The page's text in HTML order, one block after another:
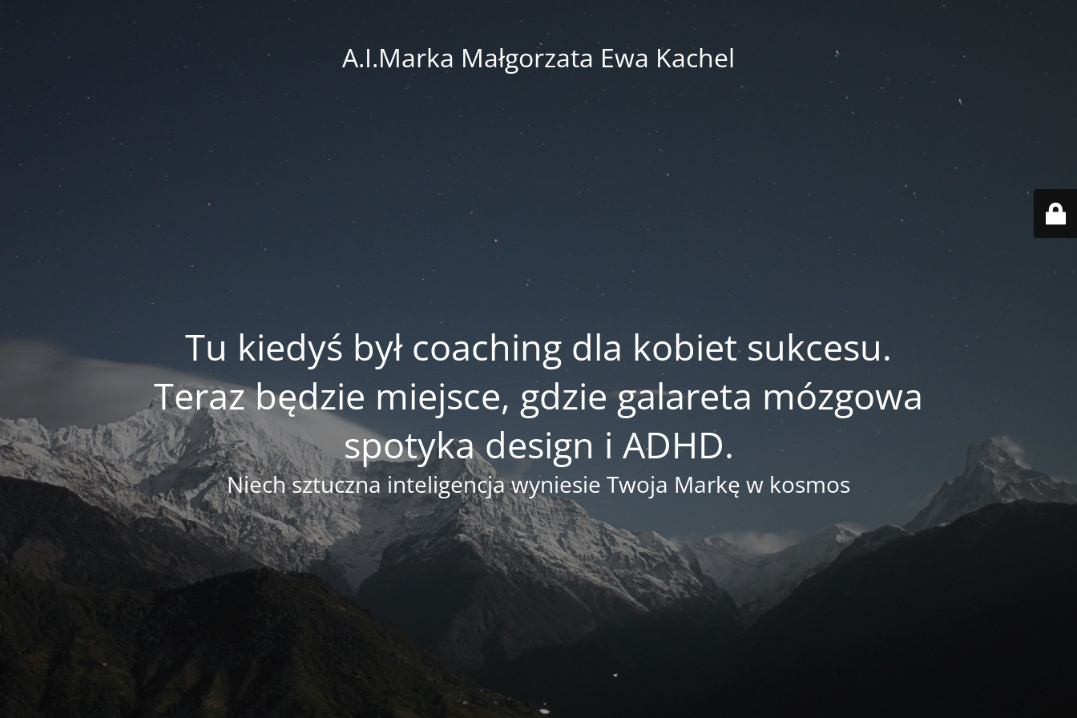
A.I.Marka Małgorzata Ewa Kachel
Tu kiedyś był coaching dla kobiet sukcesu.
Teraz będzie miejsce, gdzie galareta mózgowa
spotyka design i ADHD.
Niech sztuczna inteligencja wyniesie Twoja Markę w kosmos